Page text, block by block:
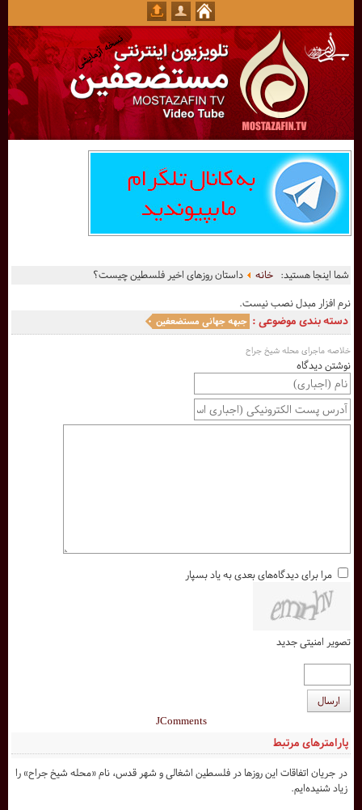
شما اینجا هستید:خانه
داستان روزهای اخیر فلسطین چیست؟
نرم افزار مبدل نصب نیست.
دسته بندی موضوعی : جبهه جهانی مستضعفین
خلاصه ماجرای محله شیخ جراح
در جریان اتفاقات این روزها در فلسطین اشغالی و شهر قدس، نام «محله شیخ جراح» را
زیاد شنیده‌ایم.
پارامترهای مرتبط
نوشتن دیدگاه
مرا برای دیدگاه‌های بعدی به یاد بسپار
تصویر امنیتی جدید
ارسال
JComments